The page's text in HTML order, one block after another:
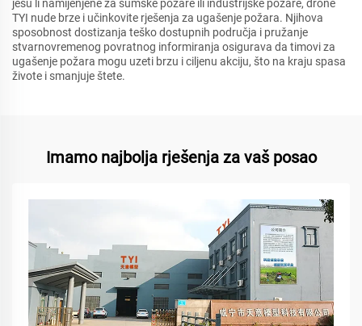
jesu li namijenjene za šumske požare ili industrijske požare, dronе
TYI nude brze i učinkovite rješenja za ugašenje požara. Njihova
sposobnost dostizanja teško dostupnih područja i pružanje
stvarnovremenog povratnog informiranja osigurava da timovi za
ugašenje požara mogu uzeti brzu i ciljenu akciju, što na kraju spasa
živote i smanjuje štete.
Imamo najbolja rješenja za vaš posao